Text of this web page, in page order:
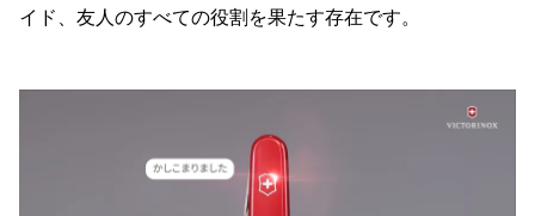
イド、友人のすべての役割を果たす存在です。